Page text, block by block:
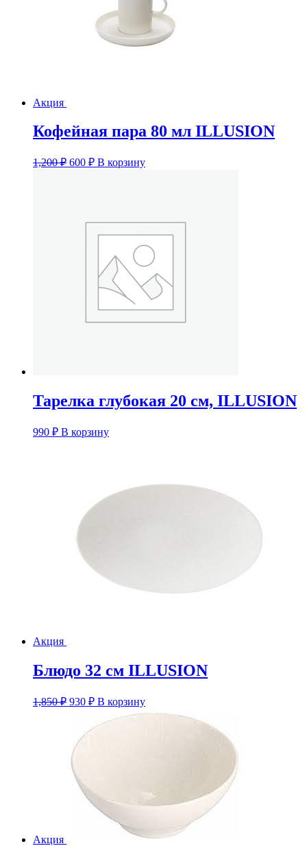
Акция
Кофейная пара 80 мл ILLUSION
1,200₽ Первоначальная
600 ₽Текущая
цена:
В корзину
Тарелка глубокая 20 см, ILLUSION
990 ₽ В корзину
Акция
Блюдо 32 см ILLUSION
1,850₽ Первоначальная
составляла
1,850 ₽.
930 ₽Текущая
цена:
930 ₽.
В корзину
Акция